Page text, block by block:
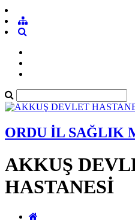
ORDU İL SAĞLIK
AKKUŞ
HASTANESİ